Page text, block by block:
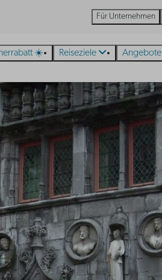
Für Unternehmen
☀️ Reiseziele Angebote